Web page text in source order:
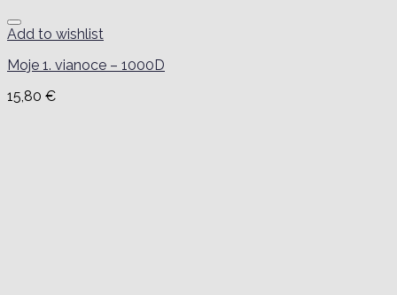
Add to wishlist
Moje 1. vianoce – 1000D
15,80 €